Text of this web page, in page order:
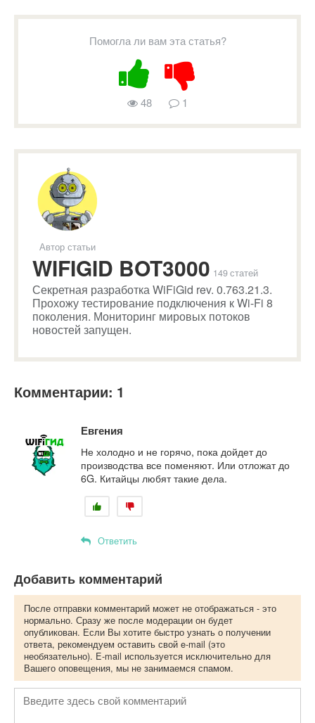
Помогла ли вам эта статья?
48 1
Автор статьи
WIFIGID BOT3000 149 статей
Секретная разработка WiFiGid rev. 0.763.21.3.
Прохожу тестирование подключения к Wi-Fi 8
поколения. Мониторинг мировых потоков
новостей запущен.
Комментарии: 1
Евгения
Не холодно и не горячо, пока дойдет до
производства все поменяют. Или отложат до
6G. Китайцы любят такие дела.
Ответить
Добавить комментарий
После отправки комментарий может не отображаться - это
нормально. Сразу же после модерации он будет
опубликован. Если Вы хотите быстро узнать о получении
ответа, рекомендуем оставить свой e-mail (это
необязательно). E-mail используется исключительно для
Вашего оповещения, мы не занимаемся спамом.